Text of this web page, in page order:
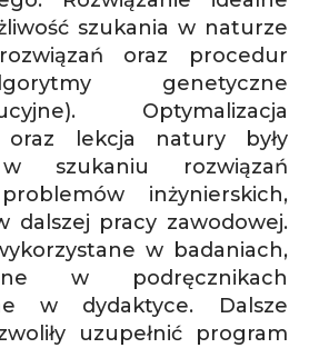
szukania w naturze
oraz procedur
genetyczne
Optymalizacja
oraz lekcja natury były
szukaniu rozwiązań
inżynierskich,
dalszej pracy zawodowej.
w badaniach,
w podręcznikach
w dydaktyce. Dalsze
uzupełnić program